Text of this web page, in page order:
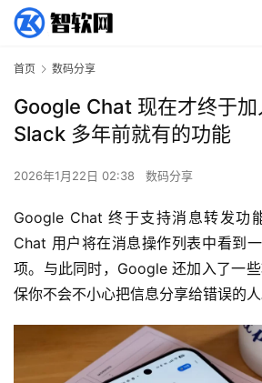
首页 数码分享
Google Chat 现在才终于
Slack 多年前就有的功能
2026年1月22日 02:38 数码分享
Google Chat 终于支持消息转发功
Chat 用户将在消息操作列表中看到
项。与此同时，Google 还加入了一
保你不会不小心把信息分享给错误的人